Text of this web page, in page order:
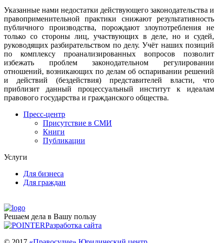
Указанные нами недостатки действующего законодательства и
правоприменительной практики снижают результативность
публичного производства, порождают злоупотребления не
только со стороны лиц, участвующих в деле, но и судей,
руководящих разбирательством по делу. Учёт наших позиций
по комплексу проанализированных вопросов позволит
избежать проблем законодательном регулировании
отношений, возникающих по делам об оспаривании решений
и действий (бездействия) представителей власти, что
приблизит данный процессуальный институт к идеалам
правового государства и гражданского общества.
Пресс-центр
Присутствие в СМИ
Книги
Публикации
Услуги
Для бизнеса
Для граждан
Решаем дела в Вашу пользу
Разработка сайта